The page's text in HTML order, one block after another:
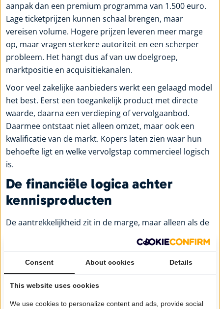
aanpak dan een premium programma van 1.500 euro.
Lage ticketprijzen kunnen schaal brengen, maar
vereisen volume. Hogere prijzen leveren meer marge
op, maar vragen sterkere autoriteit en een scherper
probleem. Het hangt dus af van uw doelgroep,
marktpositie en acquisitiekanalen.
Voor veel zakelijke aanbieders werkt een gelaagd model
het best. Eerst een toegankelijk product met directe
waarde, daarna een verdieping of vervolgaanbod.
Daarmee ontstaat niet alleen omzet, maar ook een
kwalificatie van de markt. Kopers laten zien waar hun
behoefte ligt en welke vervolgstap commercieel logisch
is.
De financiële logica achter
kennisproducten
De aantrekkelijkheid zit in de marge, maar alleen als de
ontwikkelkosten beheerst blijven. Wie drie maanden
bouwt aan een product zonder validering, loopt het
risico op een nette presentatie met een zwakke
businesscase. Zakelijk gezien is dat geen investering,
maar speculatie.
Een verstandig model begint klein. Test de behoefte met
Consent About cookies Details
This website uses cookies
We use cookies to personalize content and ads, provide social